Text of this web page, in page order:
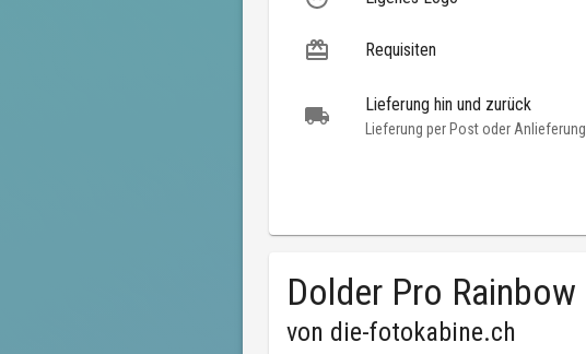
Requisiten
Lieferung hin und zurück
Lieferung per Post oder Anlieferung
Dolder Pro Rainbow
von die-fotokabine.ch